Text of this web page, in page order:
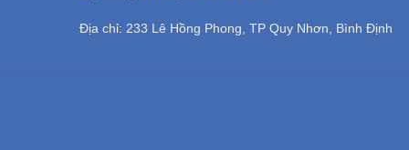
Địa chỉ: 233 Lê Hồng Phong, TP Quy Nhơn, Bình Định